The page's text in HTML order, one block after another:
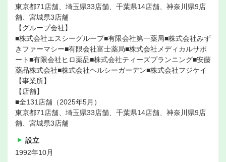
東京都71店舗、埼玉県33店舗、千葉県14店舗、神奈川県9店
舗、宮城県3店舗
【グループ会社】
■株式会社エスシーグループ■有限会社第一薬局■株式会社みず
きファーマシー■有限会社富士薬局■株式会社メディカルサポ
ート■有限会社ヒロ薬品■株式会社ティーズプランニング■安藤
薬品株式会社■株式会社ヘルシーガーデン■株式会社フジケイ
【事業所】
【店舗】
■全131店舗（2025年5月）
東京都71店舗、埼玉県33店舗、千葉県14店舗、神奈川県9店
舗、宮城県3店舗
設立
1992年10月